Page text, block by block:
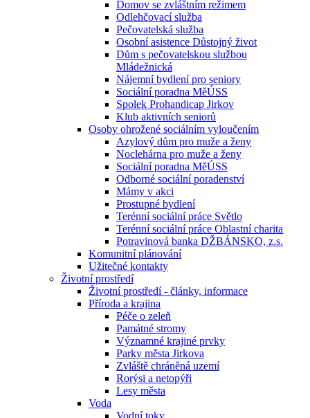
Domov se zvláštním režimem
Odlehčovací služba
Pečovatelská služba
Osobní asistence Důstojný život
Dům s pečovatelskou službou
Mládežnická
Nájemní bydlení pro seniory
Sociální poradna MěÚSS
Spolek Prohandicap Jirkov
Klub aktivních seniorů
Osoby ohrožené sociálním vyloučením
Azylový dům pro muže a ženy
Noclehárna pro muže a ženy
Sociální poradna MěÚSS
Odborné sociální poradenství
Mámy v akci
Prostupné bydlení
Terénní sociální práce Světlo
Terénní sociální práce Oblastní charita
Potravinová banka DŽBÁNSKO, z.s.
Komunitní plánování
Užitečné kontakty
Životní prostředí
Životní prostředí - články, informace
Příroda a krajina
Péče o zeleň
Památné stromy
Významné krajiné prvky
Parky města Jirkova
Zvláště chráněná uzemí
Rorýsi a netopýři
Lesy města
Voda
Vodní toky